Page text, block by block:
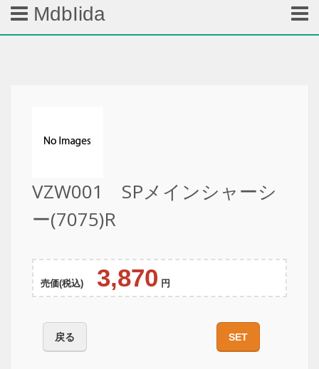
MdbIida
VZW001 SPメインシャーシ
ー(7075)R
売価(税込) 3,870 円
戻る SET